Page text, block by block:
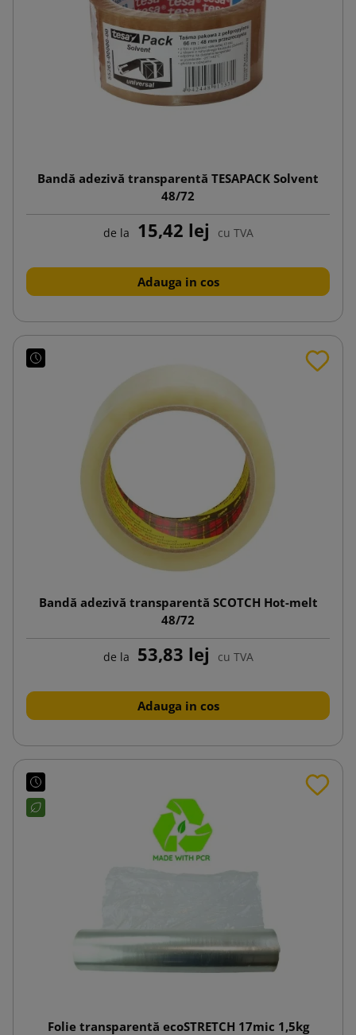
Bandă adezivă transparentă TESAPACK Solvent
48/72
de la 15,42 lej cu TVA
Adauga in cos
Bandă adezivă transparentă SCOTCH Hot-melt
48/72
de la 53,83 lej cu TVA
Adauga in cos
Folie transparentă ecoSTRETCH 17mic 1,5kg